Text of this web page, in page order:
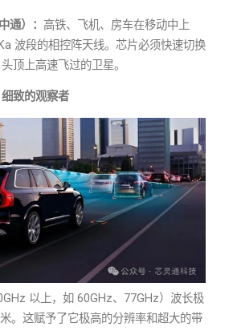
通）： 高铁、飞机、房车在移动中上
波段的相控阵天线。芯片必须快速切换
顶上高速飞过的卫星。
致的观察者
以上，如 60GHz、77GHz）波长极
。这赋予了它极高的分辨率和超大的带